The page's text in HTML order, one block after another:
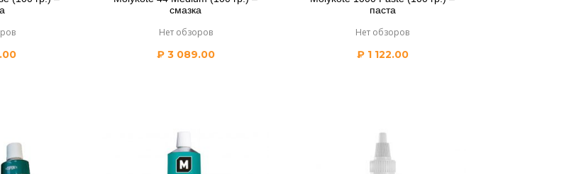
смазка
Нет обзоров
₽3 089.00
паста
Нет обзоров
₽1 122.00